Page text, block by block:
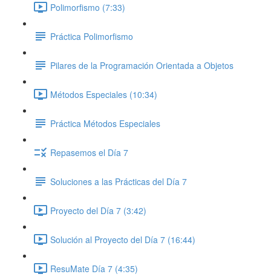
Polimorfismo (7:33)
Práctica Polimorfismo
Pilares de la Programación Orientada a Objetos
Métodos Especiales (10:34)
Práctica Métodos Especiales
Repasemos el Día 7
Soluciones a las Prácticas del Día 7
Proyecto del Día 7 (3:42)
Solución al Proyecto del Día 7 (16:44)
ResuMate Día 7 (4:35)